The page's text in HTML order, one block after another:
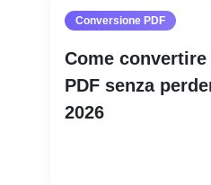
Conversione PDF
Come
PDF senza
2026